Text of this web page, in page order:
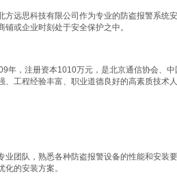
方远思科技有限公司作为专业的防盗报警系统
或企业时刻处于安全保护之中。
年，注册资本1010万元，是北京通信协会、
、工程经验丰富、职业道德良好的高素质技术
业团队，熟悉各种防盗报警设备的性能和安装
的安装方案。